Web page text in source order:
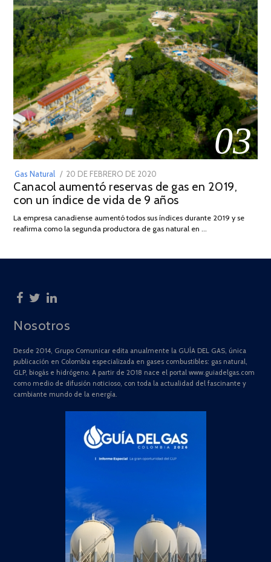
03
Gas Natural
POSTED
ON
20 DE FEBRERO DE 2020
DE
JULIO
2025
Canacol aumentó reservas de gas en 2019,
con un índice de vida de 9 años
La empresa canadiense aumentó todos sus índices durante 2019 y se
reafirma como la segunda productora de gas natural en …
Nosotros
Desde 2014, Grupo Comunicar edita anualmente la GUÍA DEL GAS, única
publicación en Colombia especializada en gases combustibles: gas natural,
GLP, biogás e hidrógeno. A partir de 2018 nace el portal www.guiadelgas.com
como medio de difusión noticioso, con toda la actualidad del fascinante y
cambiante mundo de la energía.